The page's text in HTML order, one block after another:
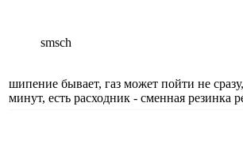
smsch
шипение бывает, газ может пойти не
минут, есть расходник - сменная резинка